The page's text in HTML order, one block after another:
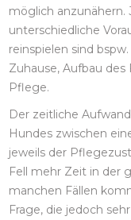
möglich
unterschiedliche
reinspielen sind
Zuhause, Aufbau
Pflege.
Der zeitliche
Hundes zwischen
jeweils der
Fell mehr Zeit in der
manchen Fällen
Frage, die jedoch